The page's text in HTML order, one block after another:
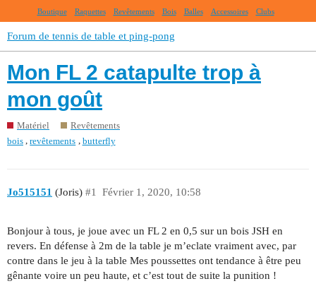
Boutique Raquettes Revêtements Bois Balles Accessoires Clubs
Forum de tennis de table et ping-pong
Mon FL 2 catapulte trop à
mon goût
Matériel
Revêtements
bois ,revêtements butterfly
Jo515151 (Joris) Février 1, 2020, 10:58
#1
Bonjour à tous, je joue avec un FL 2 en 0,5 sur un bois JSH en
revers. En défense à 2m de la table je m’eclate vraiment avec, par
contre dans le jeu à la table Mes poussettes ont tendance à être peu
gênante voire un peu haute, et c’est tout de suite la punition !